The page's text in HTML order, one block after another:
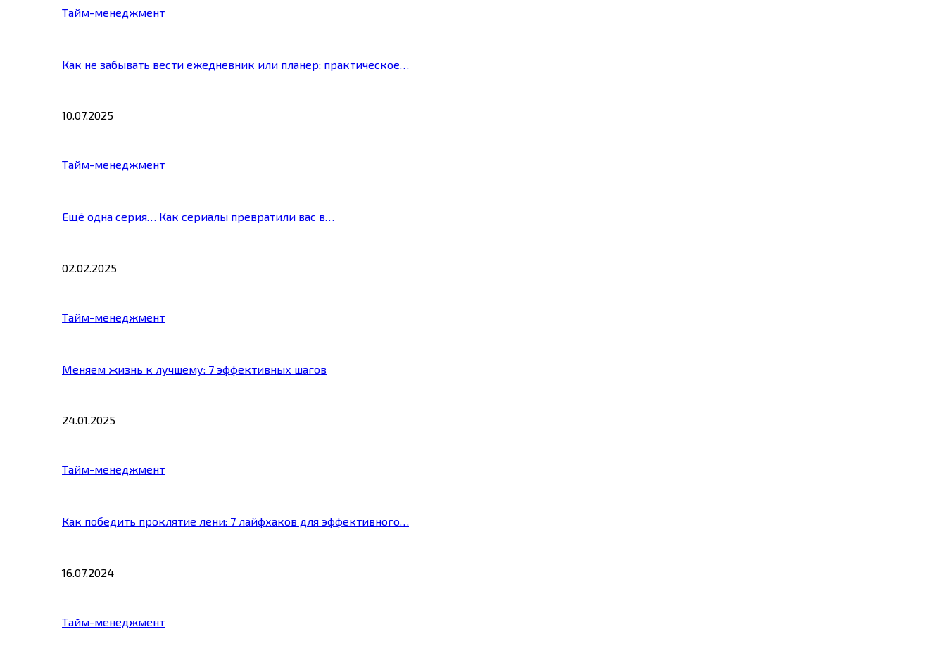
Тайм-менеджмент
Как не забывать вести ежедневник или планер: практическое…
10.07.2025
Тайм-менеджмент
Ещё одна серия… Как сериалы превратили вас в…
02.02.2025
Тайм-менеджмент
Меняем жизнь к лучшему: 7 эффективных шагов
24.01.2025
Тайм-менеджмент
Как победить проклятие лени: 7 лайфхаков для эффективного…
16.07.2024
Тайм-менеджмент